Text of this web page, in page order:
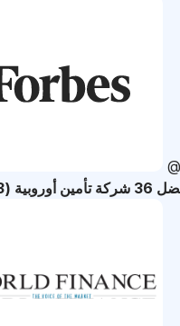
أوروبية (2023)